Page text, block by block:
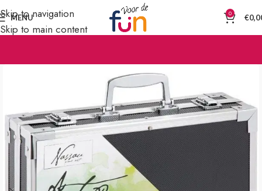
Skip to navigation
Skip to main content
MENU 0 €